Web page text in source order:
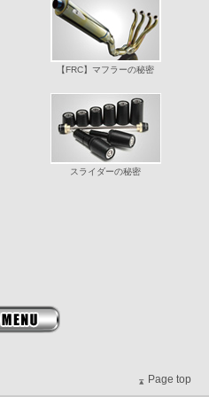
【FRC】マフラーの秘密
スライダーの秘密
Page top